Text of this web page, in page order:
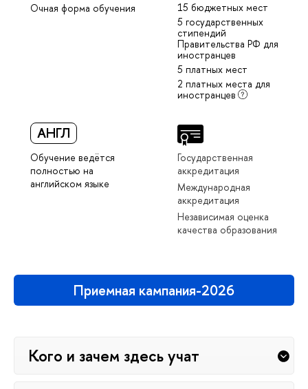
Очная форма обучения
15 бюджетных мест
5 государственных
стипендий
Правительства РФ для
иностранцев
5 платных мест
2 платных места для
иностранцев
АНГЛ
Обучение ведётся
полностью на
английском языке
Государственная
аккредитация
Международная
аккредитация
Независимая оценка
качества образования
Приемная кампания-2026
Кого и зачем здесь учат